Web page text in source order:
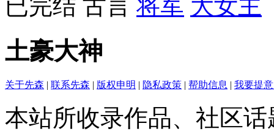
已完结 古言 将军 大女主
土豪大神
关于先森 | 联系先森 | 版权申明 | 隐私政策 | 帮助信息 | 我要提
本站所收录作品、社区